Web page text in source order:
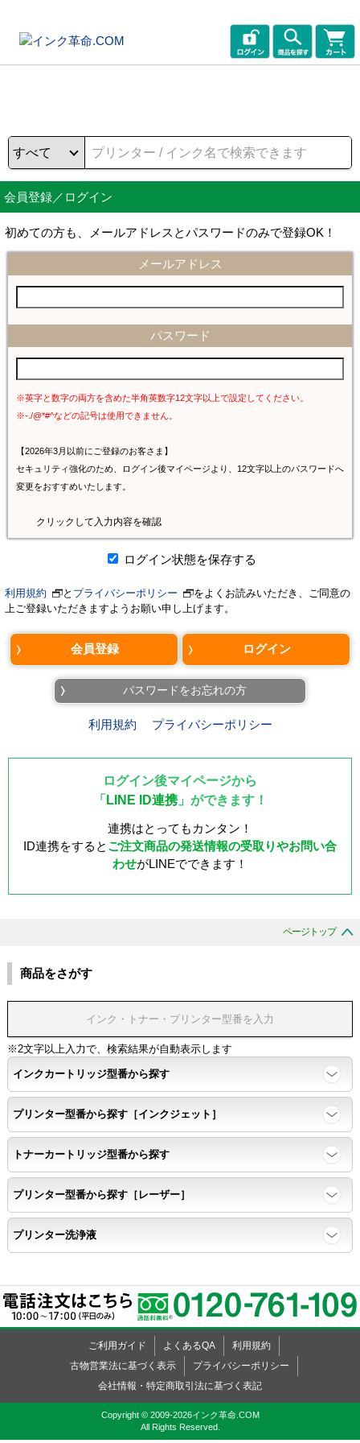
会員登録／ログイン
初めての方も、メールアドレスとパスワードのみで登録OK！
メールアドレス
パスワード
※英字と数字の両方を含めた半角英数字12文字以上で設定してください。
※-./@*#^などの記号は使用できません。
【2026年3月以前にご登録のお客さま】
セキュリティ強化のため、ログイン後マイページより、12文字以上のパスワードへ
変更をおすすめいたします。
クリックして入力内容を確認
ログイン状態を保存する
利用規約 と プライバシーポリシー
をよくお読みいただき、ご同意の
上ご登録いただきますようお願い申し上げます。
パスワードをお忘れの方
利用規約 プライバシーポリシー
ログイン後マイページから
「 LINE ID連携」ができます！
連携はとってもカンタン！
ID連携をすると ご注文商品の発送情報の受取りやお問い合
わせがLINEでできます！
ページトップ
商品をさがす
※2文字以上入力で、検索結果が自動表示します
インクカートリッジ型番から探す
プリンター型番から探す［インクジェット］
トナーカートリッジ型番から探す
プリンター型番から探す［レーザー］
プリンター洗浄液
ご利用ガイド よくあるQA
利用規約
古物営業法に基づく表示
プライバシーポリシー
会社情報・特定商取引法に基づく表記
Copyright © 2009-2026インク革命.COM
All Rights Reserved.